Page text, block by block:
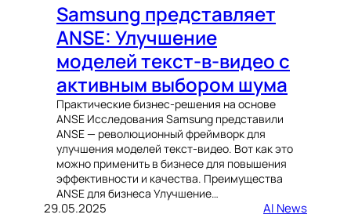
Samsung представляет
ANSE: Улучшение
моделей текст-в-видео с
активным выбором шума
Практические бизнес-решения на основе
ANSE Исследования Samsung представили
ANSE — революционный фреймворк для
улучшения моделей текст-видео. Вот как это
можно применить в бизнесе для повышения
эффективности и качества. Преимущества
ANSE для бизнеса Улучшение…
29.05.2025 AI News